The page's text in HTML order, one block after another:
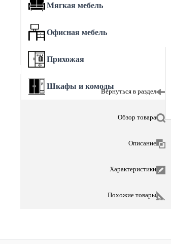
Мягкая мебель
Офисная мебель
Прихожая
Шкафы и комоды
Вернуться в раздел
Обзор товара
Описание
Характеристики
Похожие товары